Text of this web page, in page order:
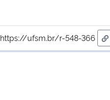
https://ufsm.br/r-548-366